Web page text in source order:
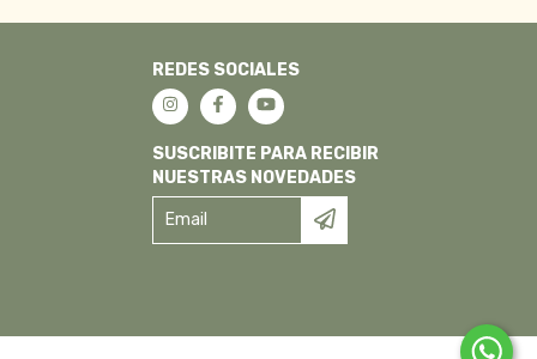
REDES SOCIALES
SUSCRIBITE PARA RECIBIR
NUESTRAS NOVEDADES